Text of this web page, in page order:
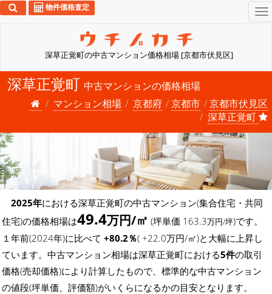
深草正覚町の中古マンション価格相場 [京都市伏見区]
物件価格査定
深草正覚町 中古マンションの価格相場
マンション相場
京都府 京都市
京都市伏見区
深草正覚町
2025年における深草正覚町の中古マンション(集合住宅・共同
住宅)の価格相場は49.4万円/㎡ (坪単価 163.3万円/坪)です。
１年前(2024年)に比べて +80.2％( +22.0万円/㎡)と大幅に上昇し
ています。中古マンション相場は深草正覚町における5件の取引
価格(売却価格)により計算したもので、標準的な中古マンション
の値段(坪単価、評価額)がいくらになるかの目安となります。